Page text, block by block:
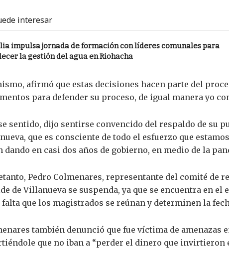
interesar
impulsa jornada de formación con líderes comunales para
la gestión del agua en Riohacha
afirmó que estas decisiones hacen parte del
para defender su proceso, de igual manera yo
sentido, dijo sentirse convencido del respaldo de su
que es consciente de todo el esfuerzo que
dando en casi dos años de gobierno, en medio de la
Pedro Colmenares, representante del comité de
de Villanueva se suspenda, ya que se encuentra en
falta que los magistrados se reúnan y determinen la
también denunció que fue víctima de
que no iban a “perder el dinero que invirtieron